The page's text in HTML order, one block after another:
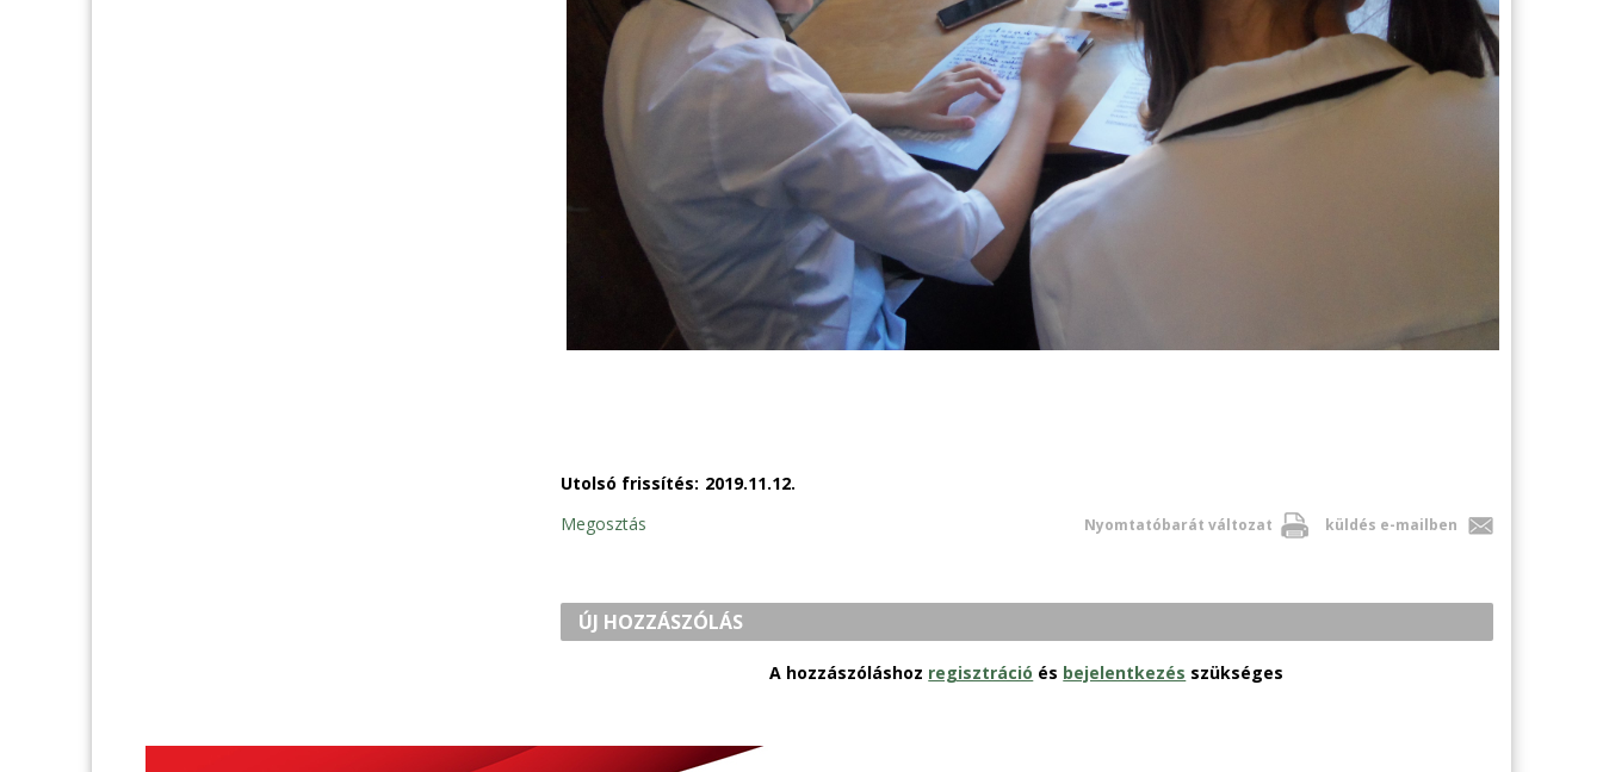
Utolsó frissítés: 2019.11.12.
Nyomtatóbarát változat küldés e-mailben
Megosztás
ÚJ HOZZÁSZÓLÁS
A hozzászóláshoz regisztráció és bejelentkezés szükséges